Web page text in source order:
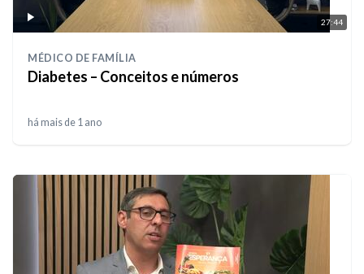
27:44
MÉDICO DE FAMÍLIA
Diabetes – Conceitos e números
há mais de 1 ano